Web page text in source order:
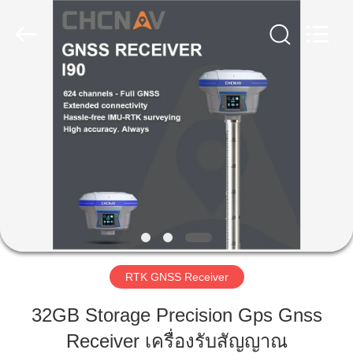
กับ
RTK GNSS Receiver
32GB Storage Precision Gps Gnss
Receiver เครื่องรับสัญญาณ